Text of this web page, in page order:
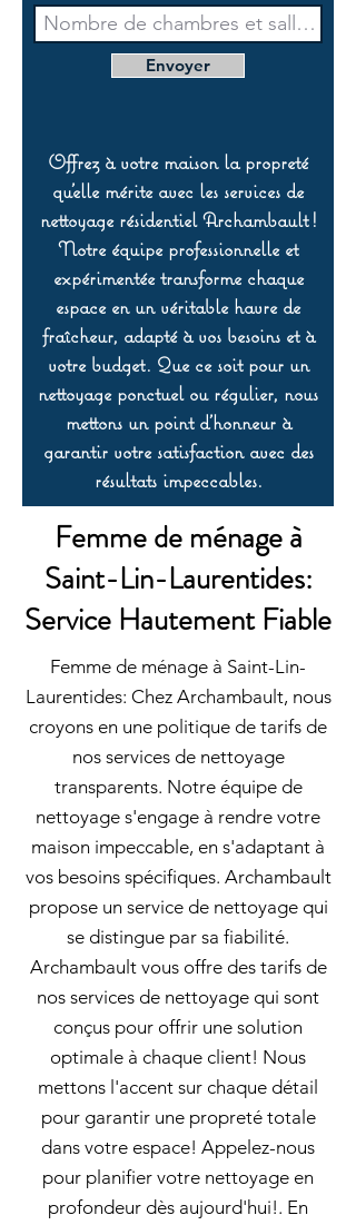
Envoyer
Offrez à votre maison la propreté
qu’elle mérite avec les services de
nettoyage résidentiel Archambault !
Notre équipe professionnelle et
expérimentée transforme chaque
espace en un véritable havre de
fraîcheur, adapté à vos besoins et à
votre budget. Que ce soit pour un
nettoyage ponctuel ou régulier, nous
mettons un point d’honneur à
garantir votre satisfaction avec des
résultats impeccables.
Femme de ménage à
Saint-Lin-Laurentides:
Service Hautement Fiable
Femme de ménage à Saint-Lin-
Laurentides: Chez Archambault, nous
croyons en une politique de tarifs de
nos services de nettoyage
transparents. Notre équipe de
nettoyage s'engage à rendre votre
maison impeccable, en s'adaptant à
vos besoins spécifiques. Archambault
propose un service de nettoyage qui
se distingue par sa fiabilité.
Archambault vous offre des tarifs de
nos services de nettoyage qui sont
conçus pour offrir une solution
optimale à chaque client! Nous
mettons l'accent sur chaque détail
pour garantir une propreté totale
dans votre espace! Appelez-nous
pour planifier votre nettoyage en
profondeur dès aujourd'hui!. En